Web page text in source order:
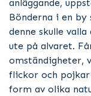
anläggande,
Bönderna i en
denne skulle
ute på alvaret.
omständigheter,
flickor och pojkar
form av olika